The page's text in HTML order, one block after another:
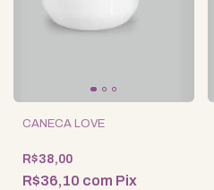
CANECA LOVE
R$38,00
R$36,10 com Pix